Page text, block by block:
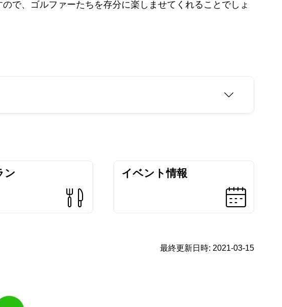
で、ゴルファーたちを存分に楽しませてくれることでしょ
ン イベント情報
最終更新日時: 2021-03-15